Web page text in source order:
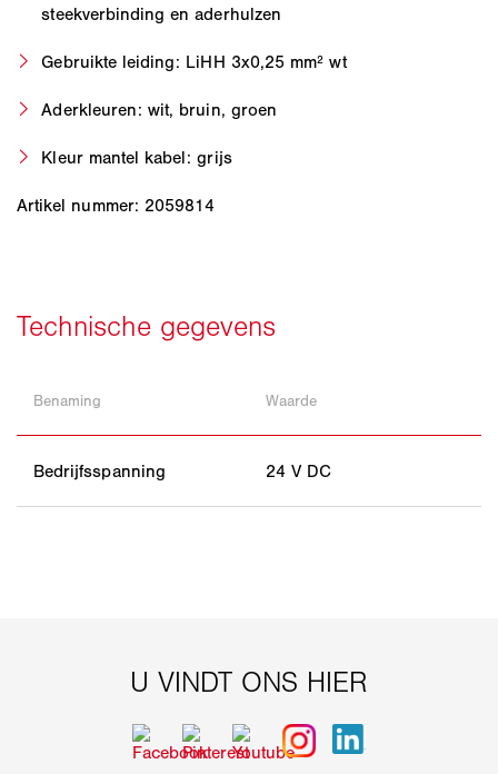
steekverbinding en aderhulzen
Gebruikte leiding: LiHH 3x0,25 mm² wt
Aderkleuren: wit, bruin, groen
Kleur mantel kabel: grijs
Artikel nummer: 2059814
Benaming Waarde
Bedrijfsspanning 24 V DC